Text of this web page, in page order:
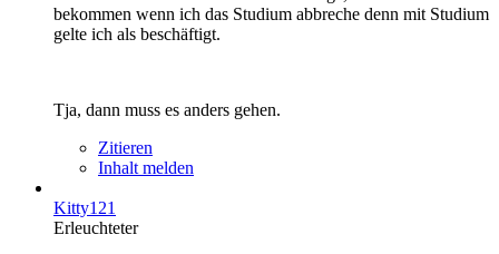
bekommen wenn ich das Studium abbreche denn mit Studium
gelte ich als beschäftigt.
Tja, dann muss es anders gehen.
Zitieren
Inhalt melden
Kitty121
Erleuchteter